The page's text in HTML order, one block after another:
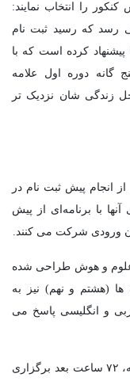
کنکور را انتخاب نمایند:
رسد که رسید ثبت نام
پیشنهاد کرده است که با
دوره اول علامه
زندگی شان نزدیک تر
ثبت نام، پس از انجام پیش ثبت نام در
با برنامه‌ای از پیش
ورودی شرکت می کنند.
علوم و هوش طراحی شده
ها (هشتم و نهم) نیز به
و انگلیسی پاسخ می
نتایج آزمون ورودی مدارس دوره اول متوسطه، ۷۲ ساعت بعد برگزاری